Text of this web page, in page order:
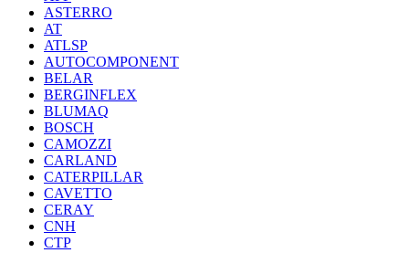
ASTERRO
AT
ATLSP
AUTOCOMPONENT
BELAR
BERGINFLEX
BLUMAQ
BOSCH
CAMOZZI
CARLAND
CATERPILLAR
CAVETTO
CERAY
CNH
CTP